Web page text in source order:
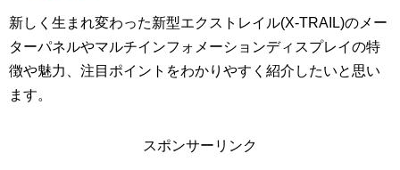
新しく生まれ変わった新型エクストレイル(X-TRAIL)のメー
ターパネルやマルチインフォメーションディスプレイの特
徴や魅力、注目ポイントをわかりやすく紹介したいと思い
ます。
スポンサーリンク